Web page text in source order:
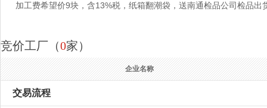
加工费希望价9块，含13%税，纸箱翻潮袋，送南通检品公司检品出
竞价工厂（0家）
企业名称
交易流程